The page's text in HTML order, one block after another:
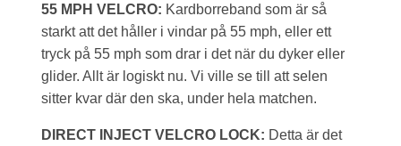
55 MPH VELCRO: Kardborreband som är så
starkt att det håller i vindar på 55 mph, eller ett
tryck på 55 mph som drar i det när du dyker eller
glider. Allt är logiskt nu. Vi ville se till att selen
sitter kvar där den ska, under hela matchen.
DIRECT INJECT VELCRO LOCK: Detta är det